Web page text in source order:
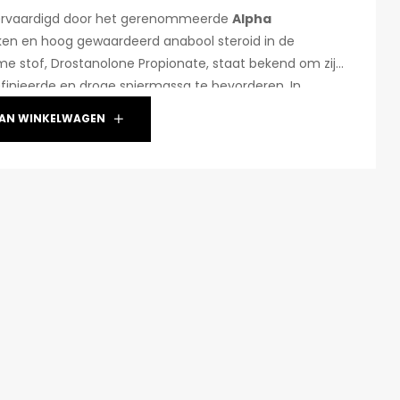
door het gerenommeerde Alpha
en hoog gewaardeerd anabool steroid in de
stof, Drostanolone Propionate, staat bekend om zijn
en droge spiermassa te bevorderen. In
veroorzaakt Masteron zelden vochtretentie,
voor de voorbereiding op wedstrijden of voor een
WINKELWAGEN